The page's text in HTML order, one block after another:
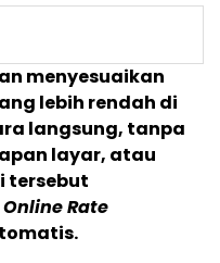
menyesuaikan
lebih rendah di
langsung, tanpa
layar, atau
tersebut
Rate